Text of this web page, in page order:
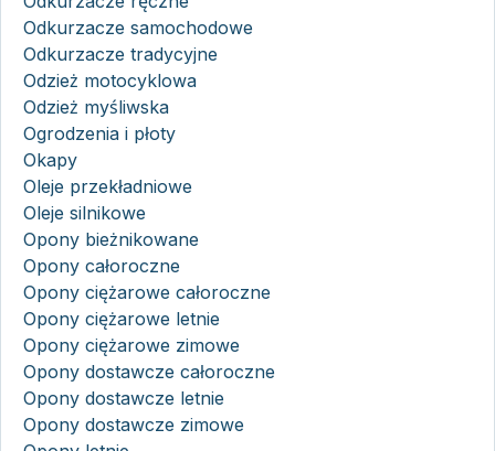
Odkurzacze samochodowe
Odkurzacze tradycyjne
Odzież motocyklowa
Odzież myśliwska
Ogrodzenia i płoty
Okapy
Oleje przekładniowe
Oleje silnikowe
Opony bieżnikowane
Opony całoroczne
Opony ciężarowe całoroczne
Opony ciężarowe letnie
Opony ciężarowe zimowe
Opony dostawcze całoroczne
Opony dostawcze letnie
Opony dostawcze zimowe